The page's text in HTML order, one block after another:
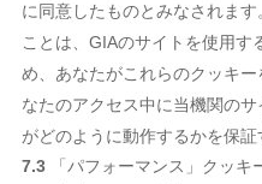
に同意したものとみなされま
ことは、GIAのサイトを使用す
め、あなたがこれらのクッキ
なたのアクセス中に当機関の
がどのように動作するかを保証
7.3 「パフォーマンス」クッキ